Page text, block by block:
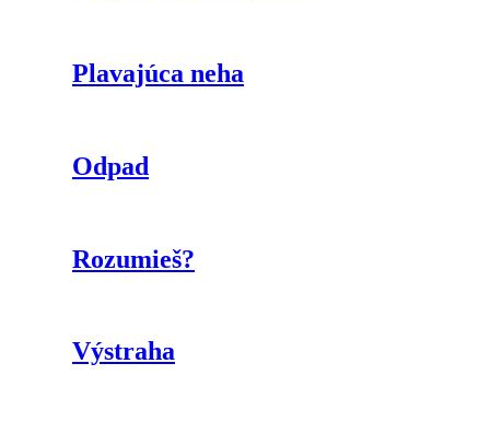
Plavajúca neha
Odpad
Rozumieš?
Výstraha